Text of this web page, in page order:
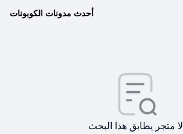
أحدث مدونات الكوبونات
لا متجر يطابق هذا البحث